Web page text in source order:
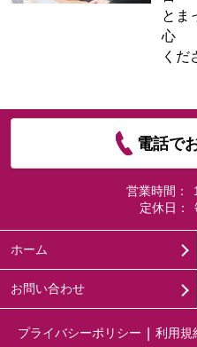
とま
心
くだ
電話で
営業時間：
定休日：
ホーム
お問い合わせ
プライバシーポリシー 利用規